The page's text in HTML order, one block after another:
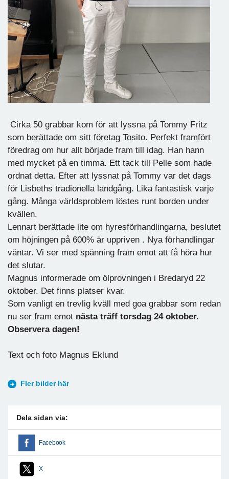
Cirka 50 grabbar kom för att lyssna på Tommy Fritz
som berättade om sitt företag Tosito. Perfekt framfört
föredrag om hur allt började fram till idag. Han hann
med mycket på en timma. Ett tack till Pelle som hade
ordnat detta. Efter att lyssnat på Tommy var det dags
för Lisbeths tradionella landgång. Lika fantastisk varje
gång. Många världsproblem löstes runt borden under
kvällen.
Lennart berättade lite om hyresförhandlingarna, beslutet
om höjningen på 600% är uppriven . Nya förhandlingar
väntar. Vi ser med spänning fram emot att få höra hur
det slutar.
Magnus informerade om ölprovningen i Bredaryd 22
oktober. Det finns platser kvar.
Som vanligt en trevlig kväll med goa grabbar som redan
nu ser fram emot nästa träff torsdag 24 oktober.
Observera dagen!
Text och foto Magnus Eklund
Fler bilder här
Dela sidan via:
Facebook
X